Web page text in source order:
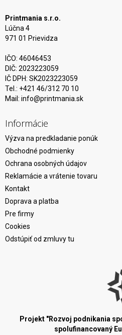
Printmania s.r.o.
Lúčna 4
971 01 Prievidza
IČO: 46046453
DIČ: 2023223059
IČ DPH: SK2023223059
Tel.: +421 46/312 70 10
Mail: info@printmania.sk
Informácie
Výzva na predkladanie ponúk
Obchodné podmienky
Ochrana osobných údajov
Reklamácie a vrátenie tovaru
Kontakt
Doprava a platba
Pre firmy
Cookies
Odstúpiť od zmluvy tu
Projekt "Rozvoj podnikania
spolufinancovaný